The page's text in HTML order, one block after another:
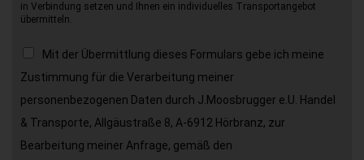
in Verbindung setzen und Ihnen ein individuelles Transportangebot
übermitteln.
Mit der Übermittlung dieses Formulars gebe ich meine
Zustimmung für die Verarbeitung meiner
personenbezogenen Daten durch J.Moosbrugger e.U. Handel
& Transporte, Allgäustraße 8, A-6912 Hörbranz, zur
Bearbeitung meiner Anfrage, gemäß den